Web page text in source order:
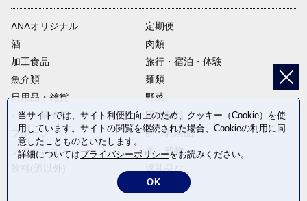
ANAオリジナル
定期便
酒
肉類
加工食品
旅行・宿泊・体験
魚介類
麺類
日用品・雑貨
野菜
パン・菓子類
電化製品
フルーツ
卵・乳製品
ファッション
米・穀物
当サイトでは、サイト利便性向上のため、クッキー（Cookie）を使
用しています。サイトの閲覧を継続された場合、Cookieの利用に同
意したことものといたします。
詳細についてはプライバシーポリシーをお読みください。
OK